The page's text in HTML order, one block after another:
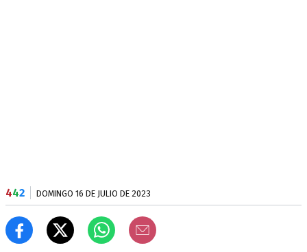
442 DOMINGO 16 DE JULIO DE 2023